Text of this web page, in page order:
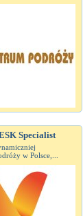
Specialist
w Polsce,...